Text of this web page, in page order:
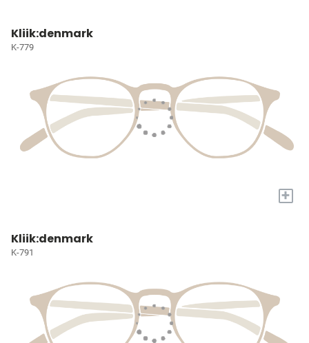
Kliik:denmark
K-779
+
Kliik:denmark
K-791